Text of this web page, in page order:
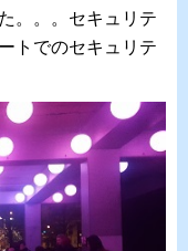
。。。セキュリテ
トでのセキュリテ